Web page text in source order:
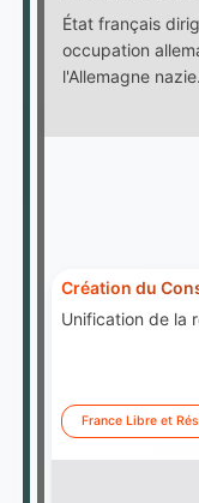
État français
occupation
l'Allemagne nazie.
Création du
Unification de la
France Libre et